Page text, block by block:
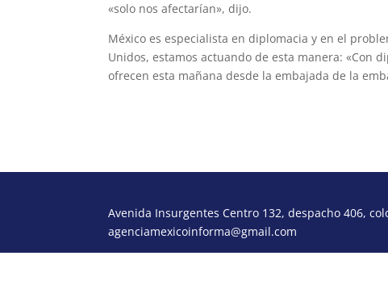
«solo nos afectarían», dijo.
México es especialista en diplomacia y en el
Unidos, estamos actuando de esta manera: «Con
ofrecen esta mañana desde la embajada de la
Avenida Insurgentes Centro 132, despacho 406,
agenciamexicoinforma@gmail.com